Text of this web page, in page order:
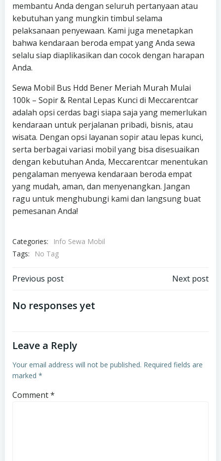
membantu Anda dengan seluruh pertanyaan atau
kebutuhan yang mungkin timbul selama
pelaksanaan penyewaan. Kami juga menetapkan
bahwa kendaraan beroda empat yang Anda sewa
selalu siap diaplikasikan dan cocok dengan harapan
Anda.
Sewa Mobil Bus Hdd Bener Meriah Murah Mulai
100k – Sopir & Rental Lepas Kunci di Meccarentcar
adalah opsi cerdas bagi siapa saja yang memerlukan
kendaraan untuk perjalanan pribadi, bisnis, atau
wisata. Dengan opsi layanan sopir atau lepas kunci,
serta berbagai variasi mobil yang bisa disesuaikan
dengan kebutuhan Anda, Meccarentcar menentukan
pengalaman menyewa kendaraan beroda empat
yang mudah, aman, dan menyenangkan. Jangan
ragu untuk menghubungi kami dan langsung buat
pemesanan Anda!
Categories:
Info Sewa Mobil
Tags:
No Tag
Post
navigation
Previous post Next post
No responses yet
Leave a Reply
Your email address will not be published. Required fields are
marked *
Comment*